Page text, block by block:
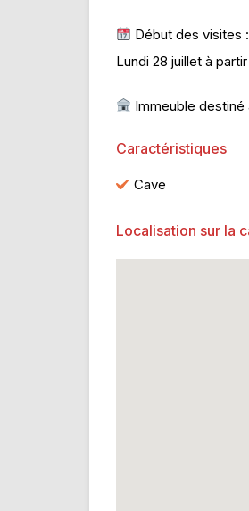
Début des visites :
Lundi 28 juillet à
Immeuble destiné
Caractéristiques
Cave
Localisation sur la